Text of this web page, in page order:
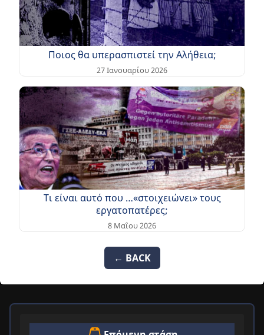
Ποιος θα υπερασπιστεί την Αλήθεια;
27 Ιανουαρίου 2026
Τι είναι αυτό που …«στοιχειώνει» τους
εργατοπατέρες;
8 Μαΐου 2026
← BACK